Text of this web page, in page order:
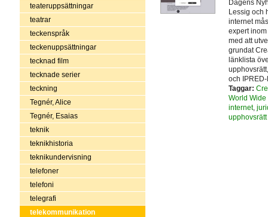
teateruppsättningar
teatrar
teckenspråk
teckenuppsättningar
tecknad film
tecknade serier
teckning
Tegnér, Alice
Tegnér, Esaias
teknik
teknikhistoria
teknikundervisning
telefoner
telefoni
telegrafi
telekommunikation
Dagens
Lessig och
internet
expert
med att
grundat
länklista
och
Taggar:
World Wide
internet,
upphovsrätt